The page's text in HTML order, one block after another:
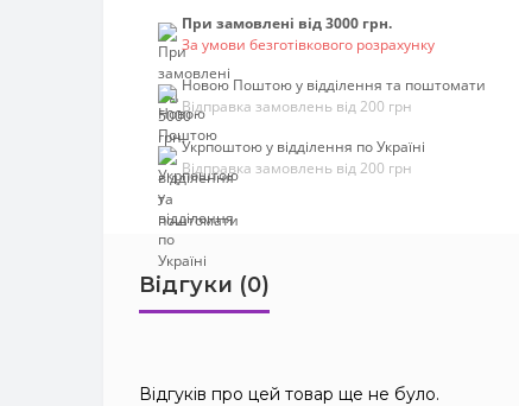
При замовлені від 3000 грн.
За умови безготівкового розрахунку
Новою Поштою у відділення та поштомати
Відправка замовлень від 200 грн
Укрпоштою у відділення по Україні
Відправка замовлень від 200 грн
Відгуки (0)
Відгуків про цей товар ще не було.